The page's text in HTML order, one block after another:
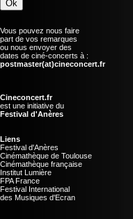
Vous pouvez nous faire
part de vos remarques
ou nous envoyer des
dates de ciné-concerts à :
postmaster(at)cineconcert.fr
Cineconcert.fr
est une initiative du
Festival d'Anères
Liens
Festival d'Anères
Cinémathèque de Toulouse
Cinémathèque française
Institut Lumière
FPA France
Festival International
des Musiques d'Ecran